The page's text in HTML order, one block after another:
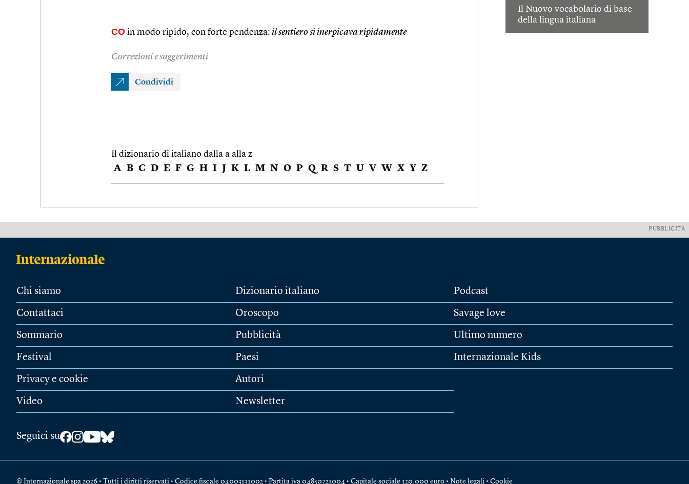
Il Nuovo vocabolario di base
della lingua italiana
CO in modo ripido, con forte pendenza: il sentiero si inerpicava ripidamente
Correzioni e suggerimenti
Condividi
Il dizionario di italiano dalla a alla z
A B C D E F G H I J K L M N O P Q R S T U V W X Y Z
PUBBLICITÀ
Chi siamo
Contattaci
Sommario
Festival
Privacy e cookie
Video
Dizionario italiano
Oroscopo
Pubblicità
Paesi
Autori
Newsletter
Podcast
Savage love
Ultimo numero
Internazionale Kids
Seguici su
© Internazionale spa 2026 • Tutti i diritti riservati • Codice fiscale 04003131002 • Partita iva 04850721004 • Capitale sociale 120.000 euro • Note legali • Cookie